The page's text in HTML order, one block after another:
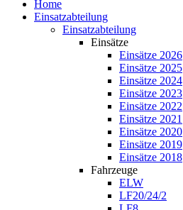
Home
Einsatzabteilung
Einsatzabteilung
Einsätze
Einsätze 2026
Einsätze 2025
Einsätze 2024
Einsätze 2023
Einsätze 2022
Einsätze 2021
Einsätze 2020
Einsätze 2019
Einsätze 2018
Fahrzeuge
ELW
LF20/24/2